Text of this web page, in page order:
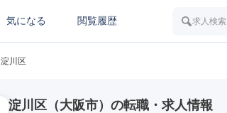
気になる 閲覧履歴 求人検索
淀川区
淀川区（大阪市）の転職・求人情報